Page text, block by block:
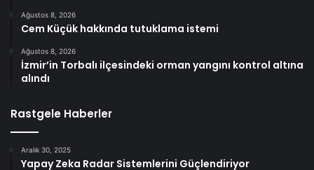
Ağustos 8, 2026
Cem Küçük hakkında tutuklama istemi
Ağustos 8, 2026
İzmir’in Torbalı ilçesindeki orman yangını kontrol altına
alındı
Rastgele Haberler
Aralık 30, 2025
Yapay Zeka Radar Sistemlerini Güçlendiriyor